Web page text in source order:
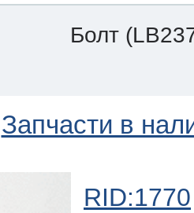
Болт
Запчасти в
RID:1770